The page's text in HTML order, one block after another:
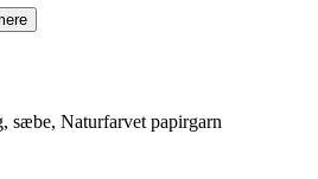
sæbe, Naturfarvet papirgarn